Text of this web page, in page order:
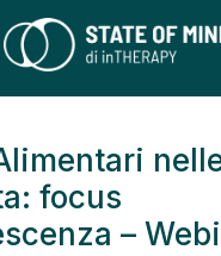
focus
–